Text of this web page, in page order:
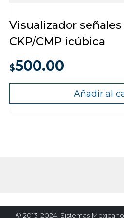
Visualizador
CKP/CMP icúbica
$500.00
Añadir al
© 2013-2024. Sistemas